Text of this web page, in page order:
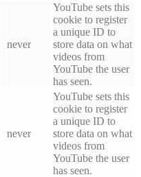
never
YouTube sets this
cookie to register
a unique ID to
store data on what
videos from
YouTube the user
has seen.
never
YouTube sets this
cookie to register
a unique ID to
store data on what
videos from
YouTube the user
has seen.